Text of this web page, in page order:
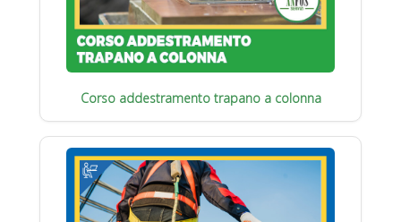
Corso addestramento trapano a colonna